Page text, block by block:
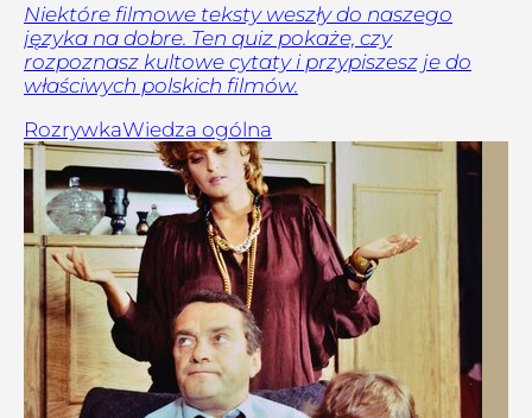
Niektóre filmowe teksty weszły do naszego
języka na dobre. Ten quiz pokaże, czy
rozpoznasz kultowe cytaty i przypiszesz je do
właściwych polskich filmów.
RozrywkaWiedza ogólna